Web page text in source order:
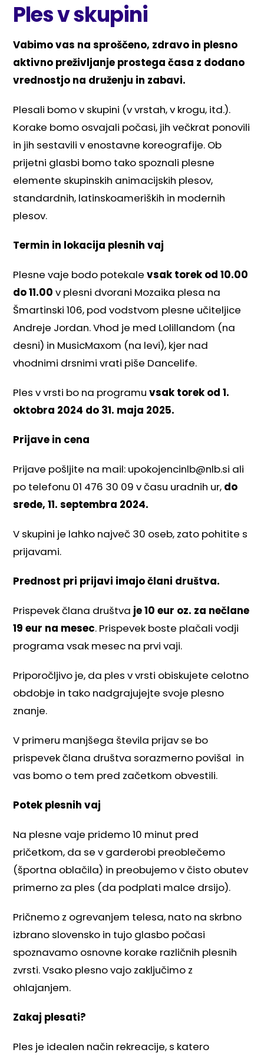
Ples v skupini
Vabimo vas na sproščeno, zdravo in plesno
aktivno preživljanje prostega časa z dodano
vrednostjo na druženju in zabavi.
Plesali bomo v skupini (v vrstah, v krogu, itd.).
Korake bomo osvajali počasi, jih večkrat ponovili
in jih sestavili v enostavne koreografije. Ob
prijetni glasbi bomo tako spoznali plesne
elemente skupinskih animacijskih plesov,
standardnih, latinskoameriških in modernih
plesov.
Termin in lokacija plesnih vaj
Plesne vaje bodo potekalevsak torek od 10.00
do 11.00v plesni dvorani Mozaika plesa na
Šmartinski 106, pod vodstvom plesne učiteljice
Andreje Jordan. Vhod je med Lolillandom (na
desni) in MusicMaxom (na levi), kjer nad
vhodnimi drsnimi vrati piše Dancelife.
Ples v vrsti bo na programuvsak torek od 1.
oktobra 2024 do 31. maja 2025.
Prijave in cena
Prijave pošljite na mail: upokojencinlb@nlb.si ali
po telefonu 01 476 30 09 v času uradnih ur, do
srede, 11. septembra 2024.
V skupini je lahko največ 30 oseb, zato pohitite s
prijavami.
Prednost pri prijavi imajo člani društva.
Prispevek člana društva je 10 eur oz. za nečlane
19 eur na mesec. Prispevek boste plačali vodji
programa vsak mesec na prvi vaji.
Priporočljivo je, da ples v vrsti obiskujete celotno
obdobje in tako nadgrajujejte svoje plesno
znanje.
V primeru manjšega števila prijav se bo
prispevek člana društva sorazmerno povišal in
vas bomo o tem pred začetkom obvestili.
Potek plesnih vaj
Na plesne vaje pridemo 10 minut pred
pričetkom, da se v garderobi preoblečemo
(športna oblačila) in preobujemo v čisto obutev
primerno za ples (da podplati malce drsijo).
Pričnemo z ogrevanjem telesa, nato na skrbno
izbrano slovensko in tujo glasbo počasi
spoznavamo osnovne korake različnih plesnih
zvrsti. Vsako plesno vajo zaključimo z
ohlajanjem.
Zakaj plesati?
Ples je idealen način rekreacije, s katero